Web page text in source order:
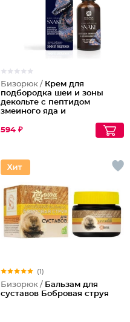
Бизорюк / Крем для
подбородка шеи и зоны
декольте с пептидом
змеиного яда и
594 ₽
(1)
Бизорюк / Бальзам для
суставов Бобровая струя